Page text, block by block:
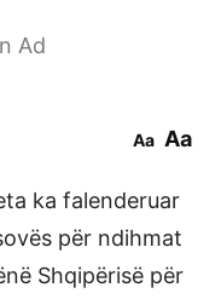
Ad
Aa Aa
ka falenderuar
për ndihmat
Shqipërisë për